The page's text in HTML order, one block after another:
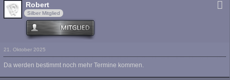
Robert
Silber Mitglied
21. Oktober 2025
Da werden bestimmt noch mehr Termine kommen.